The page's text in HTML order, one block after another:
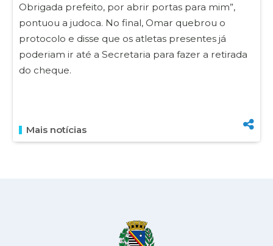
Obrigada prefeito, por abrir portas para mim”,
pontuou a judoca. No final, Omar quebrou o
protocolo e disse que os atletas presentes já
poderiam ir até a Secretaria para fazer a retirada
do cheque.
Mais notícias